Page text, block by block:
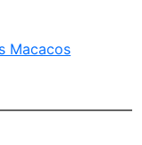
Macacos